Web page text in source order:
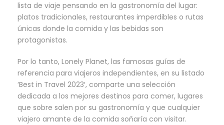
lista de viaje pensando en la gastronomía del lugar:
platos tradicionales, restaurantes imperdibles o rutas
únicas donde la comida y las bebidas son
protagonistas.
Por lo tanto, Lonely Planet, las famosas guías de
referencia para viajeros independientes, en su listado
‘Best in Travel 2023′, comparte una selección
dedicada a los mejores destinos para comer, lugares
que sobre salen por su gastronomía y que cualquier
viajero amante de la comida soñaría con visitar.